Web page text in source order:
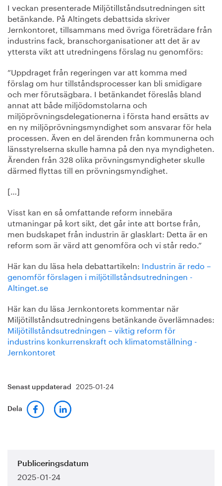
I veckan presenterade Miljötillståndsutredningen sitt
betänkande. På Altingets debattsida skriver
Jernkontoret, tillsammans med övriga företrädare från
industrins fack, branschorganisationer att det är av
yttersta vikt att utredningens förslag nu genomförs:
”Uppdraget från regeringen var att komma med
förslag om hur tillståndsprocesser kan bli smidigare
och mer förutsägbara. I betänkandet föreslås bland
annat att både miljödomstolarna och
miljöprövningsdelegationerna i första hand ersätts av
en ny miljöprövningsmyndighet som ansvarar för hela
processen. Även en del ärenden från kommunerna och
länsstyrelserna skulle hamna på den nya myndigheten.
Ärenden från 328 olika prövningsmyndigheter skulle
därmed flyttas till en prövningsmyndighet.
[…]
Visst kan en så omfattande reform innebära
utmaningar på kort sikt, det går inte att bortse från,
men budskapet från industrin är glasklart: Detta är en
reform som är värd att genomföra och vi står redo.”
Här kan du läsa hela debattartikeln: Industrin är redo –
genomför förslagen i miljötillståndsutredningen -
Altinget.se
Här kan du läsa Jernkontorets kommentar när
Miljötillståndsutredningens betänkande överlämnades:
Miljötillståndsutredningen – viktig reform för
industrins konkurrenskraft och klimatomställning -
Jernkontoret
Senast uppdaterad 2025-01-24
Dela
Publiceringsdatum
2025-01-24